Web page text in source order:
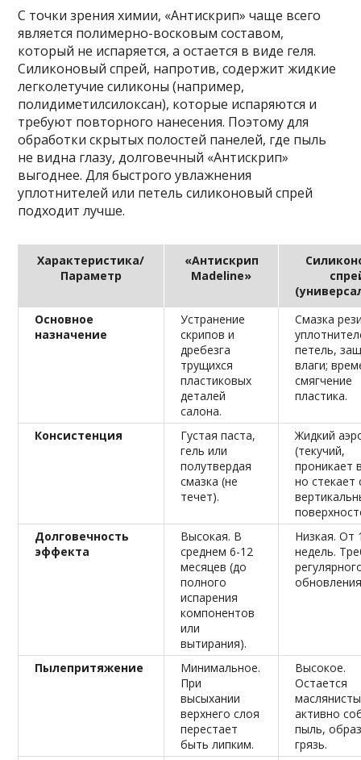
С точки зрения химии, «Антискрип» чаще всего
является полимерно-восковым составом,
который не испаряется, а остается в виде геля.
Силиконовый спрей, напротив, содержит жидкие
легколетучие силиконы (например,
полидиметилсилоксан), которые испаряются и
требуют повторного нанесения. Поэтому для
обработки скрытых полостей панелей, где пыль
не видна глазу, долговечный «Антискрип»
выгоднее. Для быстрого увлажнения
уплотнителей или петель силиконовый спрей
подходит лучше.
Характеристика/
Параметр
«Антискрип
Madeline»
Основное
назначение
Устранение
скрипов и
дребезга
трущихся
пластиковых
деталей
салона.
Смазка
петель,
влаги;
смягчение
пластика.
Консистенция
Густая паста,
гель или
полутвердая
смазка (не
течет).
Жидкий
(текучий,
проникает
но стекает
Долговечность
эффекта
Высокая. В
среднем 6-12
месяцев (до
полного
испарения
компонентов
или
вытирания).
Низкая. От
недель.
Пылепритяжение
Минимальное.
При
высыхании
верхнего слоя
перестает
быть липким.
Высокое.
Остается
активно
пыль,
грязь.